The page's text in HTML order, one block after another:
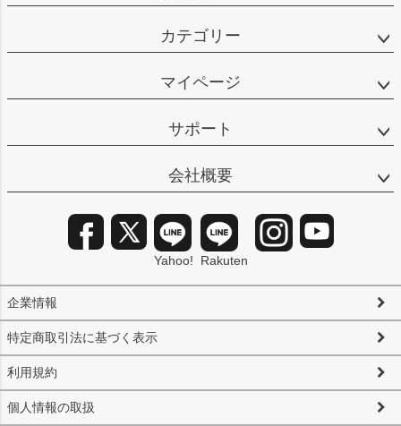
カテゴリー
マイページ
サポート
会社概要
企業情報
特定商取引法に基づく表示
利用規約
個人情報の取扱
Yahoo! Rakuten